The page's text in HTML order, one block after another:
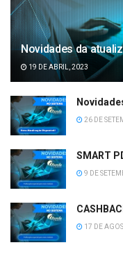
Novidades da
19 DE ABRIL, 2023
26 DE
SMART
9 DE
17 DE